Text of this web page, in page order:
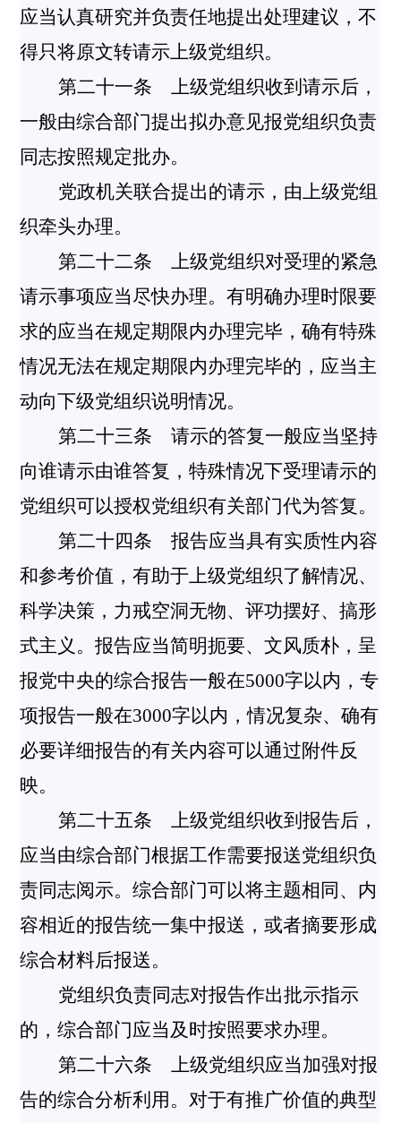
应当认真研究并负责任地提出处理建议，不
得只将原文转请示上级党组织。
第二十一条 上级党组织收到请示后，
一般由综合部门提出拟办意见报党组织负责
同志按照规定批办。
党政机关联合提出的请示，由上级党组
织牵头办理。
第二十二条 上级党组织对受理的紧急
请示事项应当尽快办理。有明确办理时限要
求的应当在规定期限内办理完毕，确有特殊
情况无法在规定期限内办理完毕的，应当主
动向下级党组织说明情况。
第二十三条 请示的答复一般应当坚持
向谁请示由谁答复，特殊情况下受理请示的
党组织可以授权党组织有关部门代为答复。
第二十四条 报告应当具有实质性内容
和参考价值，有助于上级党组织了解情况、
科学决策，力戒空洞无物、评功摆好、搞形
式主义。报告应当简明扼要、文风质朴，呈
报党中央的综合报告一般在5000字以内，专
项报告一般在3000字以内，情况复杂、确有
必要详细报告的有关内容可以通过附件反
映。
第二十五条 上级党组织收到报告后，
应当由综合部门根据工作需要报送党组织负
责同志阅示。综合部门可以将主题相同、内
容相近的报告统一集中报送，或者摘要形成
综合材料后报送。
党组织负责同志对报告作出批示指示
的，综合部门应当及时按照要求办理。
第二十六条 上级党组织应当加强对报
告的综合分析利用。对于有推广价值的典型